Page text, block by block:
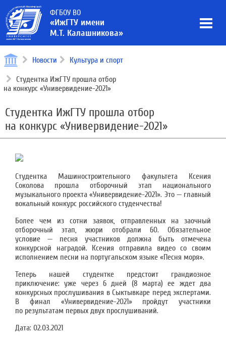
ФГБОУ ВО
«ИжГТУ имени
М.Т. Калашникова»
Новости Культура и спорт
Студентка ИжГТУ прошла отбор
на конкурс «Универвидение-2021»
Студентка ИжГТУ прошла отбор
на конкурс «Универвидение-2021»
Студентка Машиностроительного факультета Ксения
Соколова прошла отборочный этап национального
музыкального проекта «Универвидение-2021». Это — главный
вокальный конкурс российского студенчества!
Более чем из сотни заявок, отправленных на заочный
отборочный этап, жюри отобрали 60. Обязательное
условие — песня участников должна быть отмечена
конкурсной наградой. Ксения отправила видео со своим
исполнением песни на португальском языке «Песня моря».
Теперь нашей студентке предстоит грандиозное
приключение: уже через 6 дней (8 марта) ее ждет два
конкурсных прослушивания в Сыктывкаре перед экспертами.
В финал «Универвидение-2021» пройдут участники
по результатам первых двух прослушиваний.
Дата: 02.03.2021